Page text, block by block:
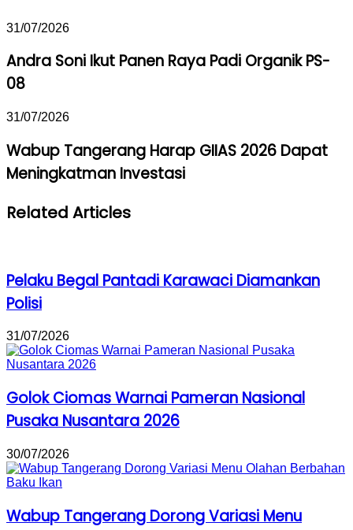
31/07/2026
Andra Soni Ikut Panen Raya Padi Organik PS-
08
31/07/2026
Wabup Tangerang Harap GIIAS 2026 Dapat
Meningkatman Investasi
Related Articles
Pelaku Begal Pantadi Karawaci Diamankan
Polisi
31/07/2026
Golok Ciomas Warnai Pameran Nasional
Pusaka Nusantara 2026
30/07/2026
Wabup Tangerang Dorong Variasi Menu